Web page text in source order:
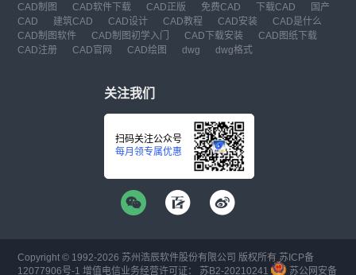
CAD制图 CAD软件下载 CAD正版 免费CAD 下载CAD
国产
CAD
建筑CAD CAD设计 CAD教程 CAD安装
CAD是什么
CAD制图软件
CAD制图初学入门 CAD下载安装
CAD图纸下载
CAD注册
CAD官网 CAD绘图 dwg dwg格式
关注我们
扫码关注公众号
每月领专属优惠
Copyright © 1992-2026 苏州浩辰软件股份有限公司 版权所有 苏ICP备
12077906号-1 增值电信业务经营许可证： 苏B2-20210241 苏公网安备